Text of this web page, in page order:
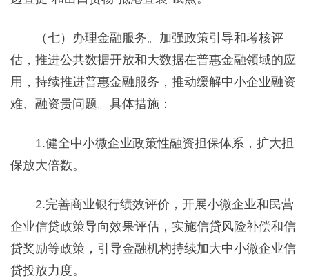
（七）办理金融服务。加强政策引导和考核评
估，推进公共数据开放和大数据在普惠金融领域的应
用，持续推进普惠金融服务，推动缓解中小企业融资
难、融资贵问题。具体措施：
1.健全中小微企业政策性融资担保体系，扩大担
保放大倍数。
2.完善商业银行绩效评价，开展小微企业和民营
企业信贷政策导向效果评估，实施信贷风险补偿和信
贷奖励等政策，引导金融机构持续加大中小微企业信
贷投放力度。